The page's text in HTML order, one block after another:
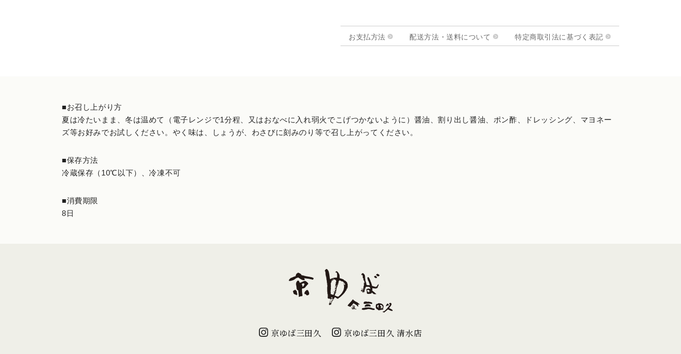
お支払方法 配送方法・送料について 特定商取引法に基づく表記
■お召し上がり方
夏は冷たいまま、冬は温めて（電子レンジで1分程、又はおなべに入れ弱火でこげつかないように）醤油、割り出し醤油、ポン酢、ドレッシング、マヨネー
ズ等お好みでお試しください。やく味は、しょうが、わさびに刻みのり等で召し上がってください。
■保存方法
冷蔵保存（10℃以下）、冷凍不可
■消費期限
8日
京ゆば三田久 京ゆば三田久 清水店